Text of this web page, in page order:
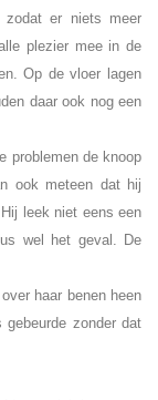
er niets meer
plezier mee in de
Op de vloer lagen
daar ook nog een
problemen de knoop
ook meteen dat hij
leek niet eens een
wel het geval. De
haar benen heen
zonder dat